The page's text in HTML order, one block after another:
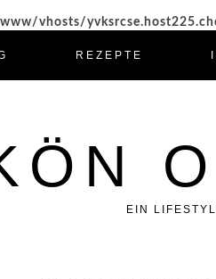
vhosts/
REZEPTE
EIN